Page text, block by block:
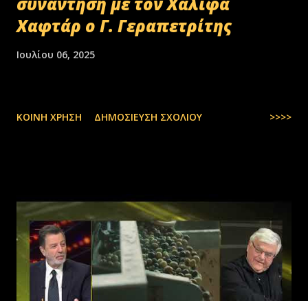
Χαφτάρ ο Γ. Γεραπετρίτης
Ιουλίου 06, 2025
ΚΟΙΝΉ ΧΡΉΣΗ ΔΗΜΟΣΊΕΥΣΗ ΣΧΟΛΊΟΥ >>>>